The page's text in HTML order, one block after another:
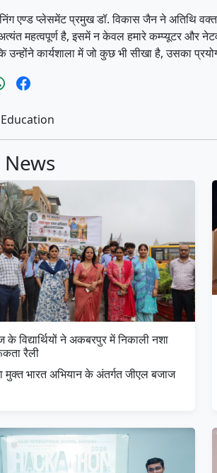
एण्ड प्लेसमेंट प्रमुख डॉ. विकास जैन ने अतिथि
अत्यंत महत्वपूर्ण है, इसमें न केवल हमारे कम्प्यूटर और
उन्होंने कार्यशाला में जो कुछ भी सीखा है, उसका
Education
विद्यार्थियों ने अकबरपुर में निकाली नशा
रैली
मुक्त भारत अभियान के अंतर्गत जीएल बजाज